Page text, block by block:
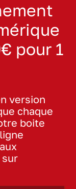
pour 1
version
chaque
boite